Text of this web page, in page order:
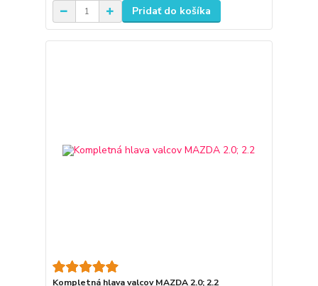
Pridať do košíka
Kompletná hlava valcov MAZDA 2.0; 2.2